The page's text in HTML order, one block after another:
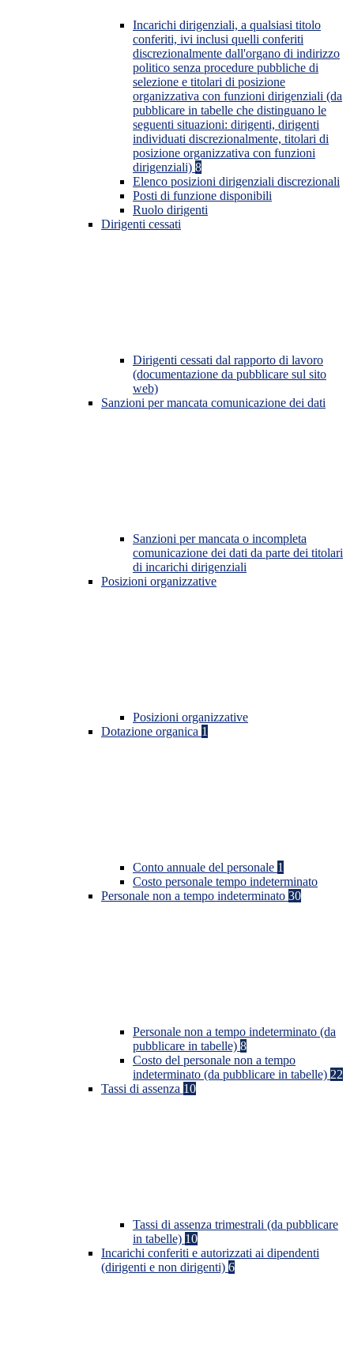
Incarichi dirigenziali, a qualsiasi titolo
conferiti, ivi inclusi quelli conferiti
discrezionalmente dall'organo di indirizzo
politico senza procedure pubbliche di
selezione e titolari di posizione
organizzativa con funzioni dirigenziali (da
pubblicare in tabelle che distinguano le
seguenti situazioni: dirigenti, dirigenti
individuati discrezionalmente, titolari di
posizione organizzativa con funzioni
dirigenziali) 8
Elenco posizioni dirigenziali discrezionali
Posti di funzione disponibili
Ruolo dirigenti
Dirigenti cessati
Dirigenti cessati dal rapporto di lavoro
(documentazione da pubblicare sul sito
web)
Sanzioni per mancata comunicazione dei dati
Sanzioni per mancata o incompleta
comunicazione dei dati da parte dei titolari
di incarichi dirigenziali
Posizioni organizzative
Posizioni organizzative
Dotazione organica 1
Conto annuale del personale 1
Costo personale tempo indeterminato
Personale non a tempo indeterminato 30
Personale non a tempo indeterminato (da
pubblicare in tabelle) 8
Costo del personale non a tempo
indeterminato (da pubblicare in tabelle) 22
Tassi di assenza 10
Tassi di assenza trimestrali (da pubblicare
in tabelle) 10
Incarichi conferiti e autorizzati ai dipendenti
(dirigenti e non dirigenti) 6